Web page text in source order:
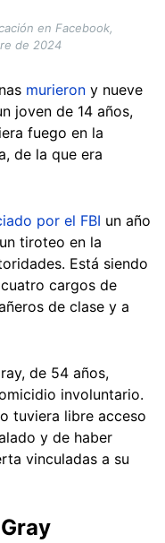
en Facebook,
de 2024
murieron y nueve
joven de 14 años,
fuego en la
de la que era
por el FBI un año
tiroteo en la
Está siendo
cargos de
de clase y a
de 54 años,
involuntario.
tuviera libre acceso
y de haber
vinculadas a su